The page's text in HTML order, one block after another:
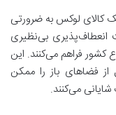
کالای لوکس به ضرورتی
انعطاف‌پذیری بی‌نظیری
کشور فراهم می‌کنند. این
از فضاهای باز را ممکن
می‌کنند.